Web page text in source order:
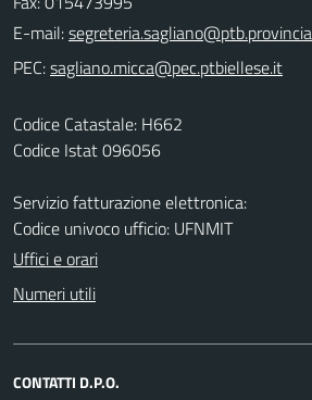
E-mail:
PEC:
Codice Catastale: H662
Codice Istat 096056
Servizio fatturazione elettronica:
Codice univoco ufficio: UFNMIT
Uffici e orari
Numeri utili
CONTATTI D.P.O.